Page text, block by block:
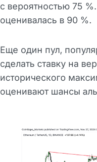
с вероятностью 75
оценивалась в 90 %.
Еще один пул,
сделать ставку на
исторического
оценивают шансы